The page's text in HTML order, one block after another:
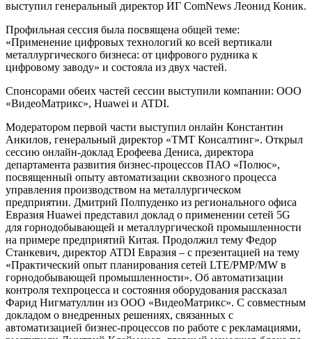
выступил генеральный директор ИГ ComNews Леонид Коник.
Профильная сессия была посвящена общей теме:
«Применение цифровых технологий ко всей вертикали
металлургического бизнеса: от цифрового рудника к
цифровому заводу» и состояла из двух частей.
Спонсорами обеих частей сессии выступили компании: ООО
«ВидеоМатрикс», Huawei и ATDI.
Модератором первой части выступил онлайн Константин
Анкилов, генеральный директор «TMT Консалтинг». Открыл
сессию онлайн-доклад Ерофеева Дениса, директора
департамента развития бизнес-процессов ПАО «Полюс»,
посвященный опыту автоматизации сквозного процесса
управления производством на металлургическом
предприятии. Дмитрий Полпуденко из регионального офиса
Евразия Huawei представил доклад о применении сетей 5G
для горнодобывающей и металлургической промышленности
на примере предприятий Китая. Продолжил тему Федор
Станкевич, директор ATDI Евразия – с презентацией на тему
«Практический опыт планирования сетей LTE/PMP/MW в
горнодобывающей промышленности». Об автоматизации
контроля техпроцесса и состояния оборудования рассказал
Фарид Нигматуллин из ООО «ВидеоМатрикс». С совместным
докладом о внедренных решениях, связанных с
автоматизацией бизнес-процессов по работе с рекламациями,